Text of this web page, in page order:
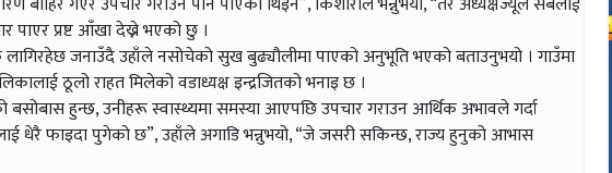
पाएर प्रष्ट आँखा देख्ने भएको छु ।
जनाउँदै उहाँले नसोचेको सुख बुढ्यौलीमा पाएको अनुभूति भएको बताउनुभयो । गाउँमा
ठूलो राहत मिलेको वडाध्यक्ष इन्द्रजितको भनाइ छ ।
हुन्छ, उनीहरू स्वास्थ्यमा समस्या आएपछि उपचार गराउन आर्थिक अभावले गर्दा
धेरै फाइदा पुगेको छ”, उहाँले अगाडि भन्नुभयो, “जे जसरी सकिन्छ, राज्य हुनुको आभास